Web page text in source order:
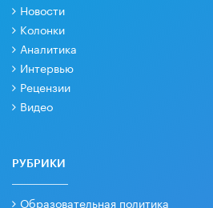
Новости
Колонки
Аналитика
Интервью
Рецензии
Видео
РУБРИКИ
Образовательная политика